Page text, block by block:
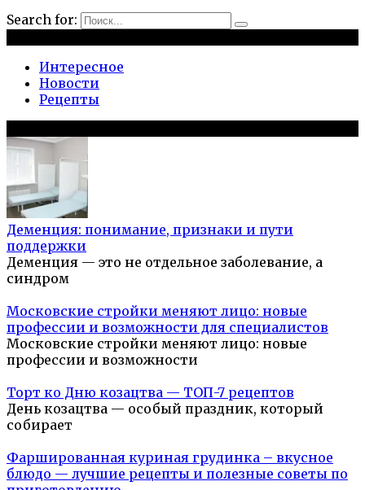
Search for:
Интересное
Новости
Рецепты
Деменция: понимание, признаки и пути
поддержки
Деменция — это не отдельное заболевание, а
синдром
Московские стройки меняют лицо: новые
профессии и возможности для специалистов
Московские стройки меняют лицо: новые
профессии и возможности
Торт ко Дню козацтва — ТОП-7 рецептов
День козацтва — особый праздник, который
собирает
Фаршированная куриная грудинка – вкусное
блюдо — лучшие рецепты и полезные советы по